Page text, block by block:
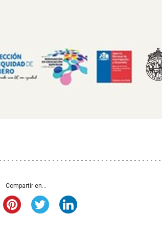
Compartir en...